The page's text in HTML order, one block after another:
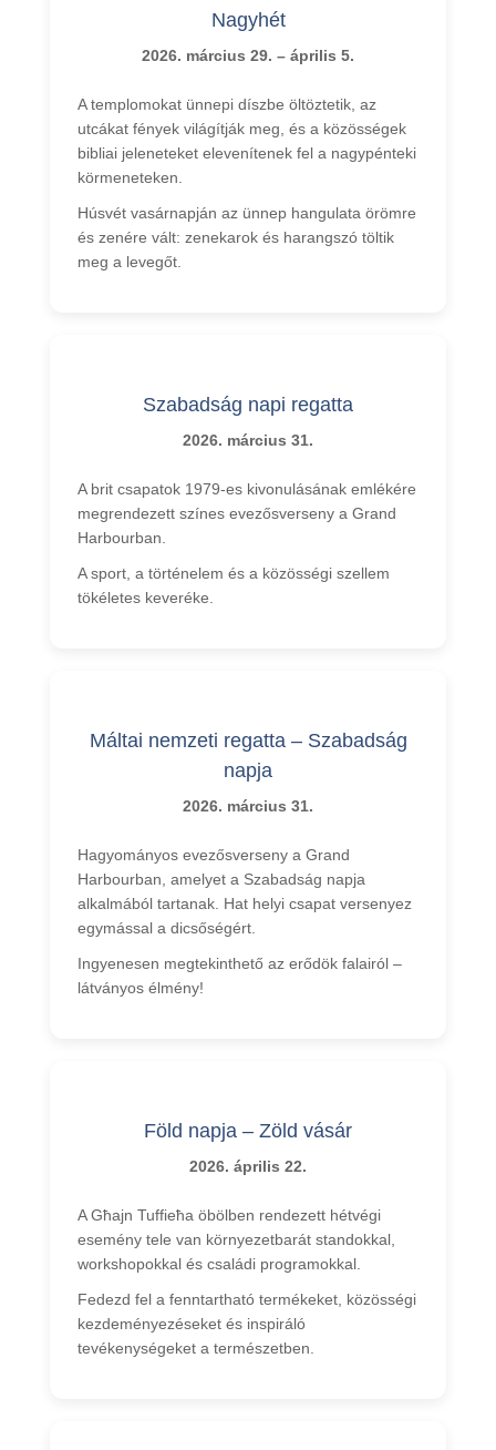
Nagyhét
2026. március 29. – április 5.
A templomokat ünnepi díszbe öltöztetik, az
utcákat fények világítják meg, és a közösségek
bibliai jeleneteket elevenítenek fel a nagypénteki
körmeneteken.
Húsvét vasárnapján az ünnep hangulata örömre
és zenére vált: zenekarok és harangszó töltik
meg a levegőt.
Szabadság napi regatta
2026. március 31.
A brit csapatok 1979-es kivonulásának emlékére
megrendezett színes evezősverseny a Grand
Harbourban.
A sport, a történelem és a közösségi szellem
tökéletes keveréke.
Máltai nemzeti regatta – Szabadság
napja
2026. március 31.
Hagyományos evezősverseny a Grand
Harbourban, amelyet a Szabadság napja
alkalmából tartanak. Hat helyi csapat versenyez
egymással a dicsőségért.
Ingyenesen megtekinthető az erődök falairól –
látványos élmény!
Föld napja – Zöld vásár
2026. április 22.
A Għajn Tuffieħa öbölben rendezett hétvégi
esemény tele van környezetbarát standokkal,
workshopokkal és családi programokkal.
Fedezd fel a fenntartható termékeket, közösségi
kezdeményezéseket és inspiráló
tevékenységeket a természetben.